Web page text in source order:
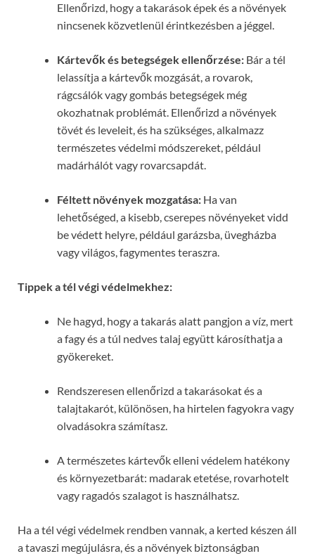
Ellenőrizd, hogy a takarások épek és a növények
nincsenek közvetlenül érintkezésben a jéggel.
Kártevők és betegségek ellenőrzése: Bár a tél
lelassítja a kártevők mozgását, a rovarok,
rágcsálók vagy gombás betegségek még
okozhatnak problémát. Ellenőrizd a növények
tövét és leveleit, és ha szükséges, alkalmazz
természetes védelmi módszereket, például
madárhálót vagy rovarcsapdát.
Féltett növények mozgatása: Ha van
lehetőséged, a kisebb, cserepes növényeket vidd
be védett helyre, például garázsba, üvegházba
vagy világos, fagymentes teraszra.
Tippek a tél végi védelmekhez:
Ne hagyd, hogy a takarás alatt pangjon a víz, mert
a fagy és a túl nedves talaj együtt károsíthatja a
gyökereket.
Rendszeresen ellenőrizd a takarásokat és a
talajtakarót, különösen, ha hirtelen fagyokra vagy
olvadásokra számítasz.
A természetes kártevők elleni védelem hatékony
és környezetbarát: madarak etetése, rovarhotelt
vagy ragadós szalagot is használhatsz.
Ha a tél végi védelmek rendben vannak, a kerted készen áll
a tavaszi megújulásra, és a növények biztonságban